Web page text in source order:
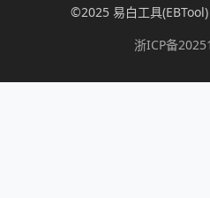
©2025 易白工具
浙ICP备